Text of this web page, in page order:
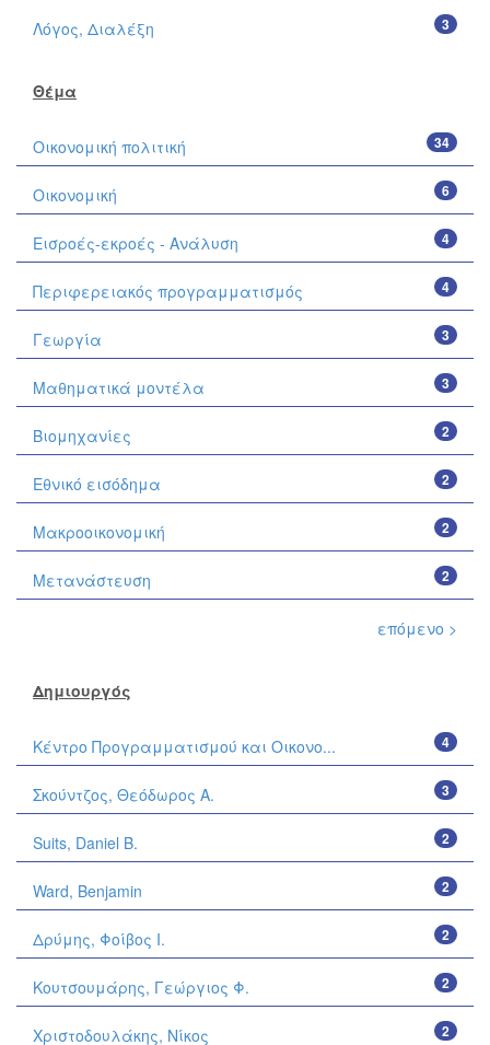
3
Λόγος, Διαλέξη
Θέμα
34
Οικονομική πολιτική
6
Οικονομική
4
Εισροές-εκροές - Ανάλυση
4
Περιφερειακός προγραμματισμός
3
Γεωργία
3
Μαθηματικά μοντέλα
2
Βιομηχανίες
2
Εθνικό εισόδημα
2
Μακροοικονομική
2
Μετανάστευση
επόμενο >
Δημιουργός
4
Κέντρο Προγραμματισμού και Οικονο...
3
Σκούντζος, Θεόδωρος Α.
2
Suits, Daniel B.
2
Ward, Benjamin
2
Δρύμης, Φοίβος Ι.
2
Κουτσουμάρης, Γεώργιος Φ.
2
Χριστοδουλάκης, Νίκος